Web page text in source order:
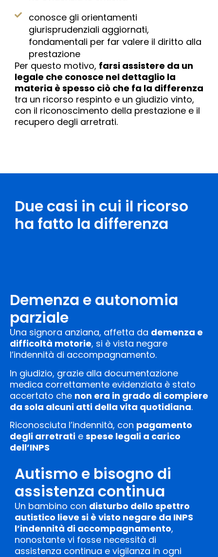
conosce gli orientamenti
giurisprudenziali aggiornati,
fondamentali per far valere il diritto alla
prestazione
Per questo motivo, farsi assistere da un
legale che conosce nel dettaglio la
materia è spesso ciò che fa la differenza
tra un ricorso respinto e un giudizio vinto,
con il riconoscimento della prestazione e il
recupero degli arretrati.
Due casi in cui il ricorso
ha fatto la differenza
Demenza e autonomia
parziale
Una signora anziana, affetta da demenza e
difficoltà motorie, si è vista negare
l’indennità di accompagnamento.
In giudizio, grazie alla documentazione
medica correttamente evidenziata è stato
accertato che non era in grado di compiere
da sola alcuni atti della vita quotidiana.
Riconosciuta l’indennità, con pagamento
degli arretrati e spese legali a carico
dell’INPS
Autismo e bisogno di
assistenza continua
Un bambino con disturbo dello spettro
autistico lieve si è visto negare da INPS
l’indennità di accompagnamento,
nonostante vi fosse necessità di
assistenza continua e vigilanza in ogni